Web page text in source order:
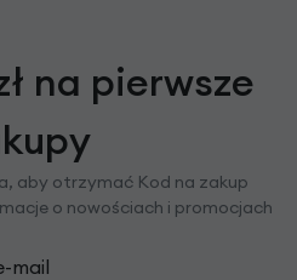
na pierwsze
aby otrzymać Kod na zakup
o nowościach i promocjach
mail